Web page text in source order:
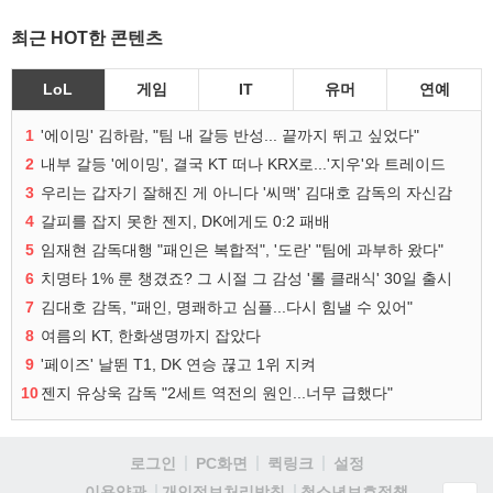
최근 HOT한 콘텐츠
LoL 게임 IT 유머 연예
1 '에이밍' 김하람, "팀 내 갈등 반성... 끝까지 뛰고 싶었다"
2 내부 갈등 '에이밍', 결국 KT 떠나 KRX로...'지우'와 트레이드
3 우리는 갑자기 잘해진 게 아니다 '씨맥' 김대호 감독의 자신감
4 갈피를 잡지 못한 젠지, DK에게도 0:2 패배
5 임재현 감독대행 "패인은 복합적", '도란' "팀에 과부하 왔다"
6 치명타 1% 룬 챙겼죠? 그 시절 그 감성 '롤 클래식' 30일 출시
7 김대호 감독, "패인, 명쾌하고 심플...다시 힘낼 수 있어"
8 여름의 KT, 한화생명까지 잡았다
9 '페이즈' 날뛴 T1, DK 연승 끊고 1위 지켜
10젠지 유상욱 감독 "2세트 역전의 원인...너무 급했다"
로그인 PC화면 퀵링크
설정